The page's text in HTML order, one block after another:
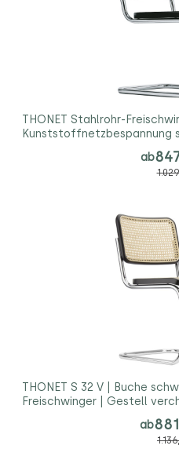
THONET Stahlrohr-
Kunststoffnetzbespannung
ab
THONET S 32 V | Buche
Freischwinger | Gestell
ab